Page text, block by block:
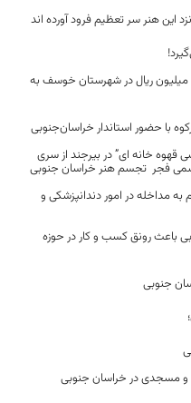
این هنر سر تعظیم فرود آورده اند
۱۵ پروژه با اعتباری بالغ بر ۲۱۷ میلیارد و ۸۰۰ میلیون ریال در شهرستان خوسف به
با حضور استاندار خراسان‌جنوبی
قهوه خانه ای” در بیرجند از سری
فجر تجسم هنر خراسان جنوبی
به مداخله در امور دندانپزشکی و
باعث رونق کسب و کار در حوزه
و مسجدی در خراسان جنوبی